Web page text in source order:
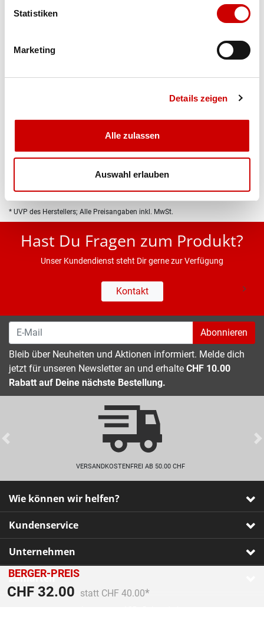
Statistiken
Marketing
Details zeigen
Alle zulassen
Auswahl erlauben
BERGER-PREIS
CHF 32.00 Preis reduziert von
statt CHF 40.00
An
IN DEN WARENKORB
Bis 17:00 Uhr bestellen: morgen geliefert - ab CHF 50.00
Produktbeschreibung
* UVP des Herstellers; Alle Preisangaben inkl. MwSt.
Hast Du Fragen zum Produkt?
Unser Kundendienst steht Dir gerne zur Verfügung
Kontakt
Abonnieren
Bleib über Neuheiten und Aktionen informiert. Melde dich
jetzt für unseren Newsletter an und erhalte CHF 10.00
Rabatt auf Deine nächste Bestellung.
VERSANDKOSTENFREI AB 50.00 CHF
Previous
Wie können wir helfen?
Kundenservice
Unternehmen
Zahlarten